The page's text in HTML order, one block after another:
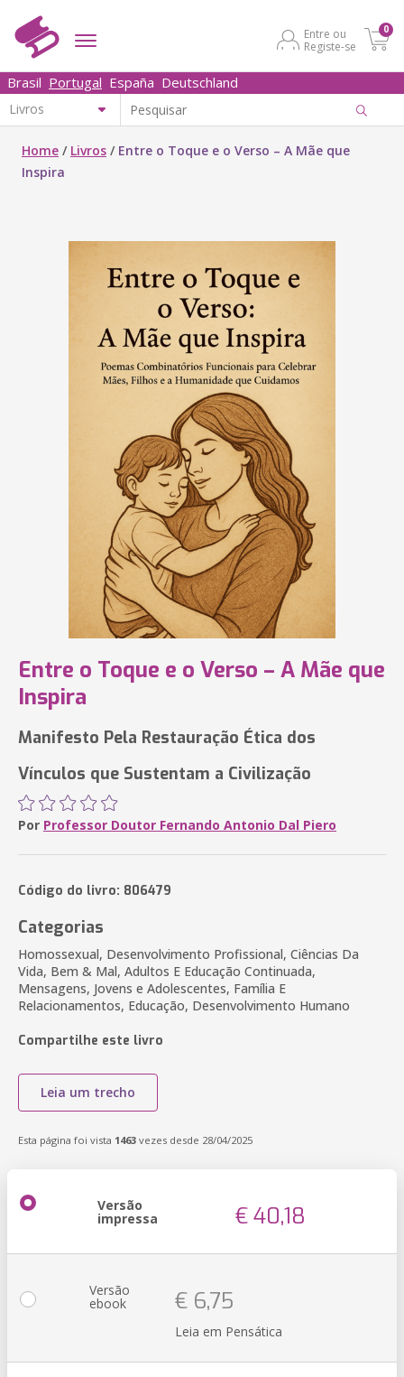
Entre ou
Registe-se
0
Brasil Portugal España Deutschland
Home / Livros / Entre o Toque e o Verso – A Mãe que
Inspira
Entre o Toque e o Verso – A Mãe que
Inspira
Manifesto Pela Restauração Ética dos
Vínculos que Sustentam a Civilização
Por Professor Doutor Fernando Antonio Dal Piero
Código do livro: 806479
Categorias
Homossexual, Desenvolvimento Profissional, Ciências Da
Vida, Bem & Mal, Adultos E Educação Continuada,
Mensagens, Jovens e Adolescentes, Família E
Relacionamentos, Educação, Desenvolvimento Humano
Compartilhe este livro
Leia um trecho
Esta página foi vista 1463 vezes desde 28/04/2025
Versão
impressa € 40,18
Versão
ebook € 6,75
Leia em Pensática